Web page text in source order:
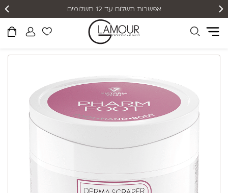
אפשרות תשלום עד 12 תשלומים